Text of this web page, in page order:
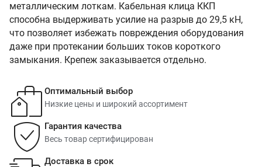
металлическим лоткам. Кабельная клица ККП
способна выдерживать усилие на разрыв до 29,5 кН,
что позволяет избежать повреждения оборудования
даже при протекании больших токов короткого
замыкания. Крепеж заказывается отдельно.
Оптимальный выбор
Низкие цены и широкий ассортимент
Гарантия качества
Весь товар сертифицирован
Доставка в срок